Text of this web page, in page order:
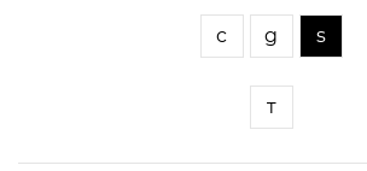
c g s
т